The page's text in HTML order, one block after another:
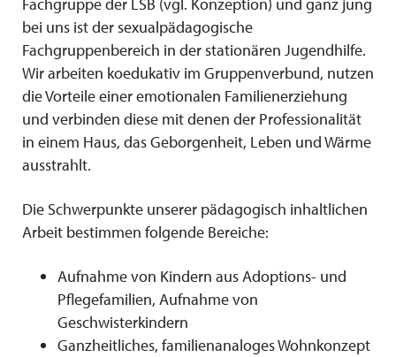
Fachgruppe der LSB (vgl. Konzeption) und ganz jung
bei uns ist der sexualpädagogische
Fachgruppenbereich in der stationären Jugendhilfe.
Wir arbeiten koedukativ im Gruppenverbund, nutzen
die Vorteile einer emotionalen Familienerziehung
und verbinden diese mit denen der Professionalität
in einem Haus, das Geborgenheit, Leben und Wärme
ausstrahlt.
Die Schwerpunkte unserer pädagogisch inhaltlichen
Arbeit bestimmen folgende Bereiche:
Aufnahme von Kindern aus Adoptions- und
Pflegefamilien, Aufnahme von
Geschwisterkindern
Ganzheitliches, familienanaloges Wohnkonzept